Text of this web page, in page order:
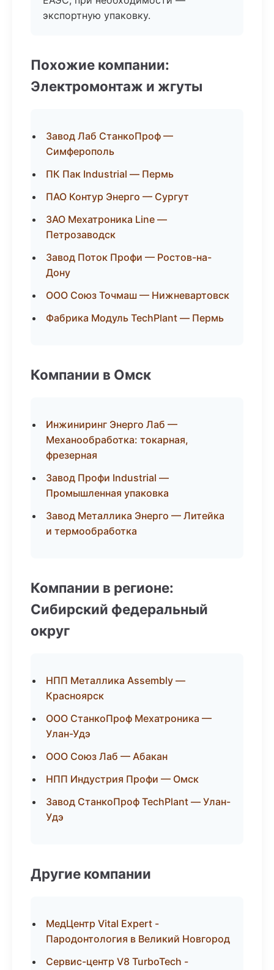
экспортную упаковку.
Похожие компании:
Электромонтаж и жгуты
Завод Лаб СтанкоПроф —
Симферополь
ПК Пак Industrial — Пермь
ПАО Контур Энерго — Сургут
ЗАО Мехатроника Line —
Петрозаводск
Завод Поток Профи — Ростов-на-
Дону
ООО Союз Точмаш — Нижневартовск
Фабрика Модуль TechPlant — Пермь
Компании в Омск
Инжиниринг Энерго Лаб —
Механообработка: токарная,
фрезерная
Завод Профи Industrial —
Промышленная упаковка
Завод Металлика Энерго — Литейка
и термообработка
Компании в регионе:
Сибирский федеральный
округ
НПП Металлика Assembly —
Красноярск
ООО СтанкоПроф Мехатроника —
Улан-Удэ
ООО Союз Лаб — Абакан
НПП Индустрия Профи — Омск
Завод СтанкоПроф TechPlant — Улан-
Удэ
Другие компании
МедЦентр Vital Expert -
Пародонтология в Великий Новгород
Сервис-центр V8 TurboTech -